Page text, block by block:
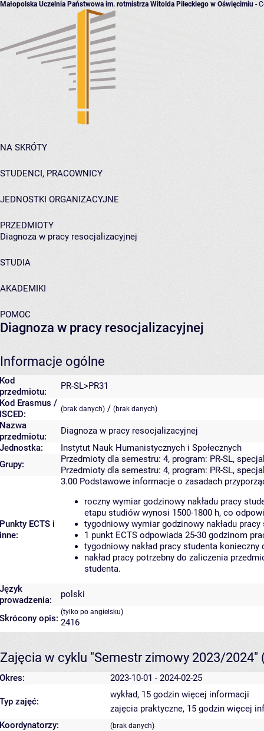
Małopolska Uczelnia Państwowa im. rotmistrza Witolda Pileckiego w Oświęcimiu -
NA SKRÓTY
STUDENCI, PRACOWNICY
JEDNOSTKI ORGANIZACYJNE
PRZEDMIOTY
Diagnoza w pracy resocjalizacyjnej
STUDIA
AKADEMIKI
POMOC
Diagnoza w pracy resocjalizacyjnej
Informacje ogólne
Kod
przedmiotu:
PR-SL>PR31
Kod Erasmus /
ISCED:
(brak danych) / (brak danych)
Nazwa
przedmiotu:
Diagnoza w pracy resocjalizacyjnej
Jednostka:
Instytut Nauk Humanistycznych i Społecznych
Grupy:
Przedmioty dla semestru: 4, program: PR-SL,
Przedmioty dla semestru: 4, program: PR-SL,
Punkty ECTS i
inne:
3.00 Podstawowe informacje o zasadach
roczny wymiar godzinowy nakładu pracy
etapu studiów wynosi 1500-1800 h, co
tygodniowy wymiar godzinowy nakładu
1 punkt ECTS odpowiada 25-30 godzinom
tygodniowy nakład pracy studenta
nakład pracy potrzebny do zaliczenia
studenta.
Język
prowadzenia:
polski
Skrócony opis:
(tylko po angielsku)
2416
Zajęcia w cyklu "Semestr zimowy 2023/2024"
Okres: 2023-10-01 - 2024-02-25
Typ zajęć:
wykład, 15 godzin więcej informacji
zajęcia praktyczne, 15 godzin więcej
Koordynatorzy:
(brak danych)